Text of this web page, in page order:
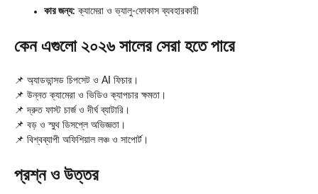
কার জন্য: ক্যামেরা ও ভ্যালু-ফোকাস ব্যবহারকারী
কেন এগুলো ২০২৬ সালের সেরা হতে পারে
📌 অ্যাডভান্সড চিপসেট ও AI ফিচার।
📌 উন্নত ক্যামেরা ও ভিডিও ক্যাপচার ক্ষমতা।
📌 দ্রুত ফাস্ট চার্জ ও দীর্ঘ ব্যাটারি।
📌 বড় ও স্মুথ ডিসপ্লে অভিজ্ঞতা।
📌 বিশ্বব্যাপী অফিশিয়াল লঞ্চ ও সাপোর্ট।
প্রশ্ন ও উত্তর